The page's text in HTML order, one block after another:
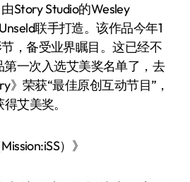
Story Studio的Wesley
联手打造。该作品今年1
，备受业界瞩目。这已经不
第一次入选艾美奖名单了，去
》荣获“最佳原创互动节目”，
艾美奖。
）》